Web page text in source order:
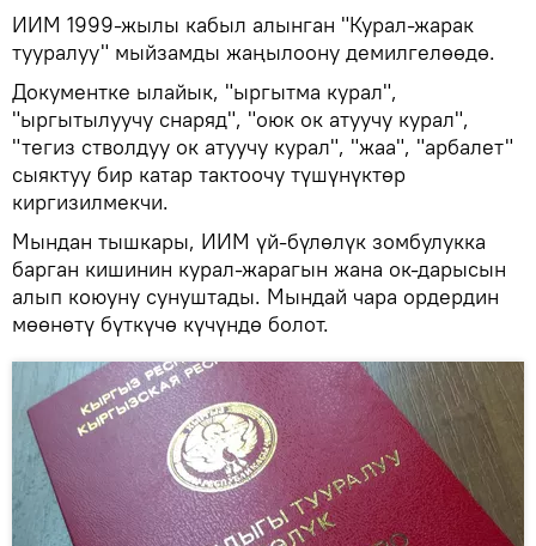
ИИМ 1999-жылы кабыл алынган "Курал-жарак
тууралуу" мыйзамды жаңылоону демилгелөөдө.
Документке ылайык, "ыргытма курал",
"ыргытылуучу снаряд", "оюк ок атуучу курал",
"тегиз стволдуу ок атуучу курал", "жаа", "арбалет"
сыяктуу бир катар тактоочу түшүнүктөр
киргизилмекчи.
Мындан тышкары, ИИМ үй-бүлөлүк зомбулукка
барган кишинин курал-жарагын жана ок-дарысын
алып коюуну сунуштады. Мындай чара ордердин
мөөнөтү бүткүчө күчүндө болот.